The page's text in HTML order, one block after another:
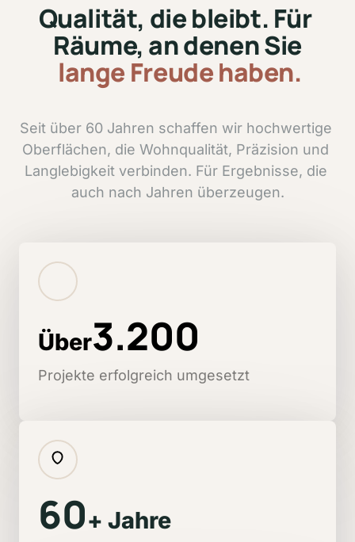
Qualität, die bleibt. Für
Räume, an denen Sie
lange Freude haben.
Seit über 60 Jahren schaffen wir
Oberflächen, die Wohnqualität, Präzision
Langlebigkeit verbinden. Für Ergebnisse,
auch nach Jahren überzeugen.
Über3.200
Projekte erfolgreich umgesetzt
60+ Jahre